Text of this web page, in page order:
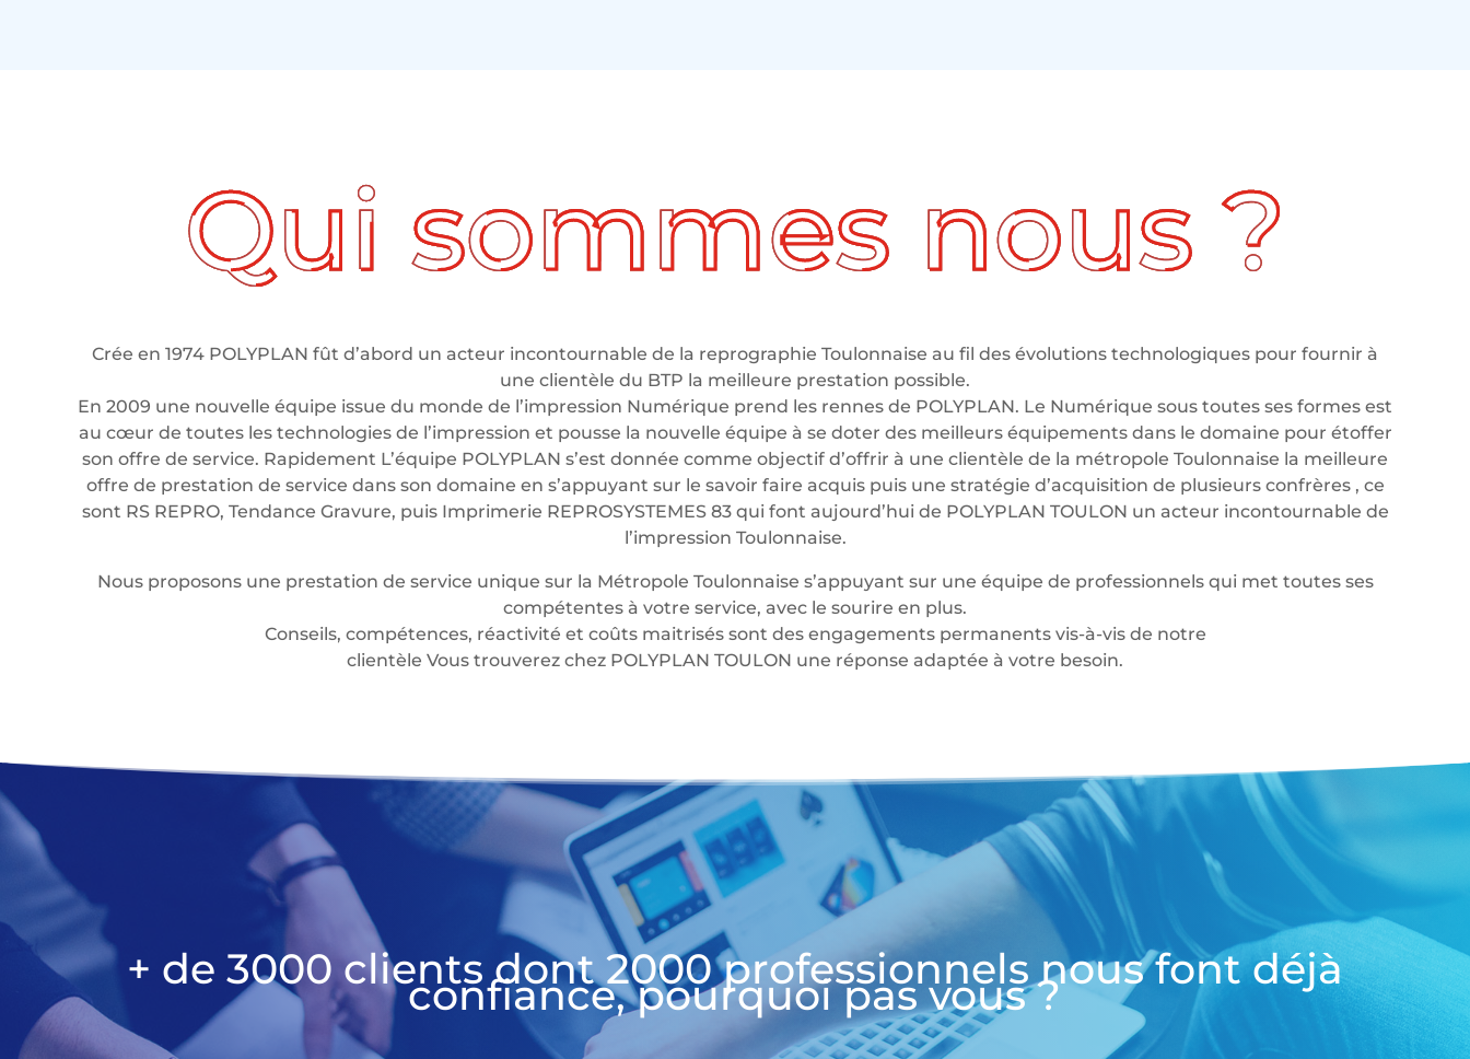
Crée en 1974 POLYPLAN fût d’abord un acteur incontournable de la reprographie Toulonnaise au fil des évolutions technologiques pour fournir à
une clientèle du BTP la meilleure prestation possible.
En 2009 une nouvelle équipe issue du monde de l’impression Numérique prend les rennes de POLYPLAN. Le Numérique sous toutes ses formes est
au cœur de toutes les technologies de l’impression et pousse la nouvelle équipe à se doter des meilleurs équipements dans le domaine pour étoffer
son offre de service. Rapidement L’équipe POLYPLAN s’est donnée comme objectif d’offrir à une clientèle de la métropole Toulonnaise la meilleure
offre de prestation de service dans son domaine en s’appuyant sur le savoir faire acquis puis une stratégie d’acquisition de plusieurs confrères , ce
sont RS REPRO, Tendance Gravure, puis Imprimerie REPROSYSTEMES 83 qui font aujourd’hui de POLYPLAN TOULON un acteur incontournable de
l’impression Toulonnaise.
Nous proposons une prestation de service unique sur la Métropole Toulonnaise s’appuyant sur une équipe de professionnels qui met toutes ses
compétentes à votre service, avec le sourire en plus.
Conseils, compétences, réactivité et coûts maitrisés sont des engagements permanents vis-à-vis de notre
clientèle Vous trouverez chez POLYPLAN TOULON une réponse adaptée à votre besoin.
+ de 3000 clients dont 2000 professionnels nous font déjà
confiance, pourquoi pas vous ?